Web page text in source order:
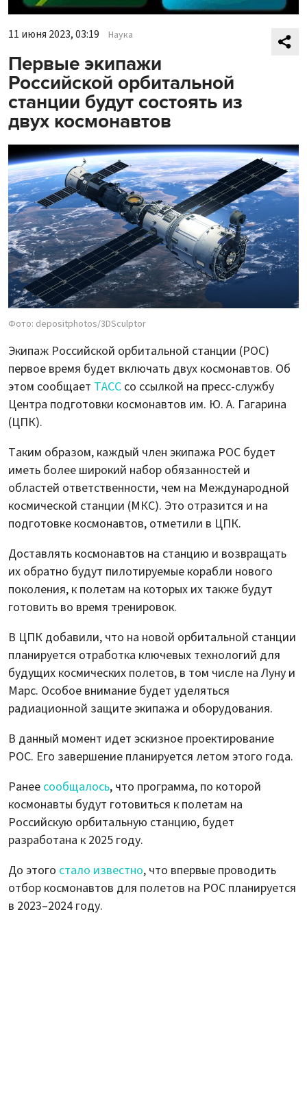
11 июня 2023, 03:19 Наука
Первые экипажи
Российской орбитальной
станции будут состоять из
двух космонавтов
Фото: depositphotos/3DSculptor
Экипаж Российской орбитальной станции (РОС)
первое время будет включать двух космонавтов. Об
этом сообщает ТАСС со ссылкой на пресс-службу
Центра подготовки космонавтов им. Ю. А. Гагарина
(ЦПК).
Таким образом, каждый член экипажа РОС будет
иметь более широкий набор обязанностей и
областей ответственности, чем на Международной
космической станции (МКС). Это отразится и на
подготовке космонавтов, отметили в ЦПК.
Доставлять космонавтов на станцию и возвращать
их обратно будут пилотируемые корабли нового
поколения, к полетам на которых их также будут
готовить во время тренировок.
В ЦПК добавили, что на новой орбитальной станции
планируется отработка ключевых технологий для
будущих космических полетов, в том числе на Луну и
Марс. Особое внимание будет уделяться
радиационной защите экипажа и оборудования.
В данный момент идет эскизное проектирование
РОС. Его завершение планируется летом этого года.
Ранее сообщалось, что программа, по которой
космонавты будут готовиться к полетам на
Российскую орбитальную станцию, будет
разработана к 2025 году.
До этого стало известно, что впервые проводить
отбор космонавтов для полетов на РОС планируется
в 2023–2024 году.